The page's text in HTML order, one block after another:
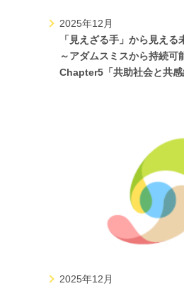
2025年12月
「見えざる手」から見える
～アダムスミスから持続可
Chapter5「共助社会と共感
2025年12月